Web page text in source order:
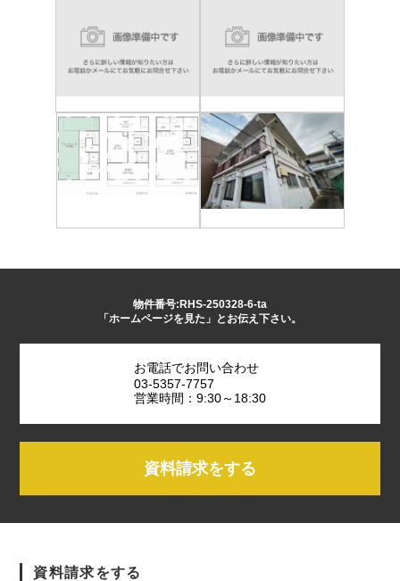
物件番号:RHS-250328-6-ta
「ホームページを見た」とお伝え下さい。
お電話でお問い合わせ
03-5357-7757
営業時間：9:30～18:30
資料請求をする
資料請求をする